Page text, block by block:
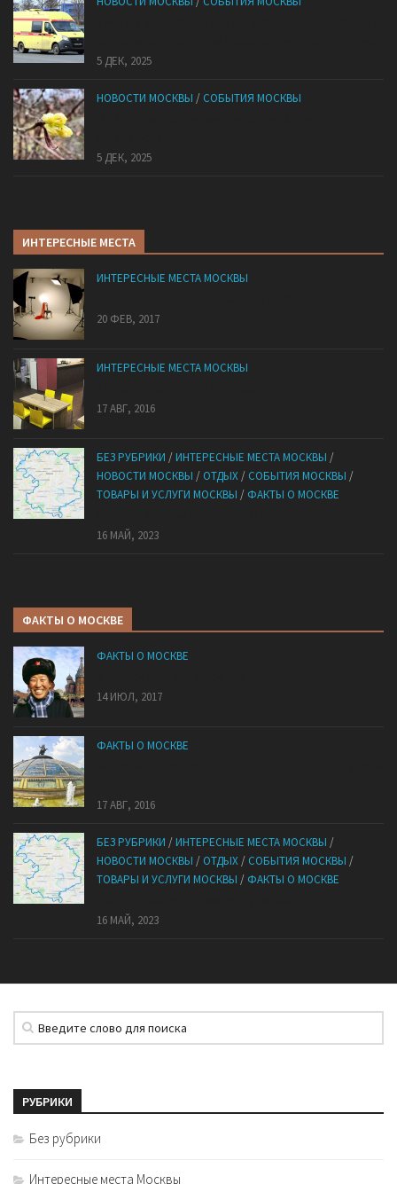
5 ДЕК, 2025
НОВОСТИ МОСКВЫ / СОБЫТИЯ МОСКВЫ
5 ДЕК, 2025
ИНТЕРЕСНЫЕ МЕСТА
ИНТЕРЕСНЫЕ МЕСТА МОСКВЫ
20 ФЕВ, 2017
ИНТЕРЕСНЫЕ МЕСТА МОСКВЫ
17 АВГ, 2016
БЕЗ РУБРИКИ /ИНТЕРЕСНЫЕ МЕСТА МОСКВЫ /
НОВОСТИ МОСКВЫ / ОТДЫХ / СОБЫТИЯ МОСКВЫ /
ТОВАРЫ И УСЛУГИ МОСКВЫ / ФАКТЫ О МОСКВЕ
16 МАЙ, 2023
ФАКТЫ О МОСКВЕ
ФАКТЫ О МОСКВЕ
14 ИЮЛ, 2017
ФАКТЫ О МОСКВЕ
17 АВГ, 2016
БЕЗ РУБРИКИ /ИНТЕРЕСНЫЕ МЕСТА МОСКВЫ /
НОВОСТИ МОСКВЫ / ОТДЫХ / СОБЫТИЯ МОСКВЫ /
ТОВАРЫ И УСЛУГИ МОСКВЫ / ФАКТЫ О МОСКВЕ
16 МАЙ, 2023
РУБРИКИ
Без рубрики
Интересные места Москвы